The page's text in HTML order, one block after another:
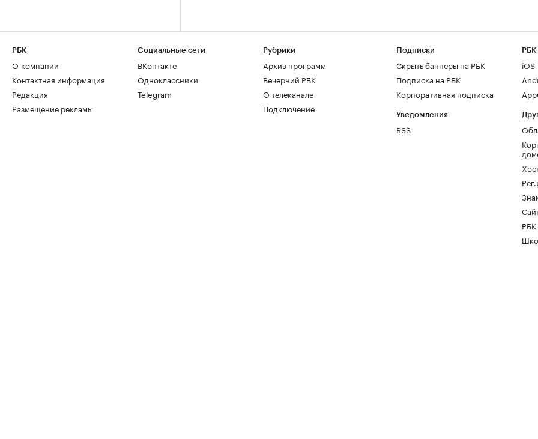
РБК
О компании
Контактная информация
Редакция
Размещение рекламы
Социальные сети
ВКонтакте
Одноклассники
Telegram
Рубрики
Архив программ
Вечерний РБК
О телеканале
Подключение
Подписки
Скрыть баннеры на РБК
Подписка на РБК
Корпоративная подписка
Уведомления
RSS
РБК
iOS